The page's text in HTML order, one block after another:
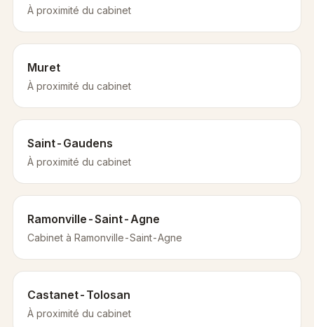
À proximité du cabinet
Muret
À proximité du cabinet
Saint-Gaudens
À proximité du cabinet
Ramonville-Saint-Agne
Cabinet à Ramonville-Saint-Agne
Castanet-Tolosan
À proximité du cabinet